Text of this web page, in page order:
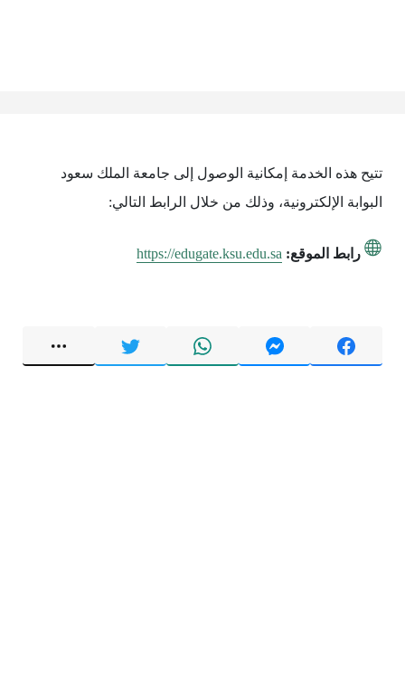
تتيح هذه الخدمة إمكانية الوصول إلى جامعة الملك سعود
البوابة الإلكترونية، وذلك من خلال الرابط التالي:
رابط الموقع: https://edugate.ksu.edu.sa